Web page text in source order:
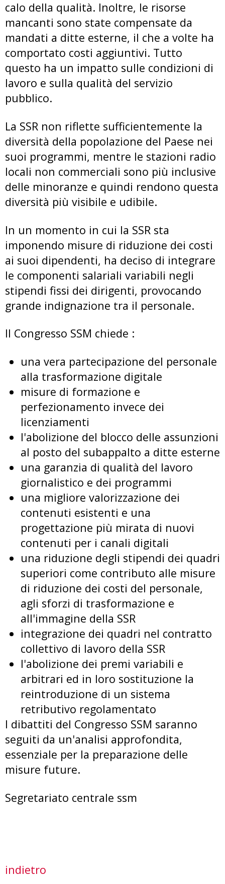
calo della qualità. Inoltre, le risorse
mancanti sono state compensate da
mandati a ditte esterne, il che a volte ha
comportato costi aggiuntivi. Tutto
questo ha un impatto sulle condizioni di
lavoro e sulla qualità del servizio
pubblico.
La SSR non riflette sufficientemente la
diversità della popolazione del Paese nei
suoi programmi, mentre le stazioni radio
locali non commerciali sono più inclusive
delle minoranze e quindi rendono questa
diversità più visibile e udibile.
In un momento in cui la SSR sta
imponendo misure di riduzione dei costi
ai suoi dipendenti, ha deciso di integrare
le componenti salariali variabili negli
stipendi fissi dei dirigenti, provocando
grande indignazione tra il personale.
Il Congresso SSM chiede :
una vera partecipazione del personale
alla trasformazione digitale
misure di formazione e
perfezionamento invece dei
licenziamenti
l'abolizione del blocco delle assunzioni
al posto del subappalto a ditte esterne
una garanzia di qualità del lavoro
giornalistico e dei programmi
una migliore valorizzazione dei
contenuti esistenti e una
progettazione più mirata di nuovi
contenuti per i canali digitali
una riduzione degli stipendi dei quadri
superiori come contributo alle misure
di riduzione dei costi del personale,
agli sforzi di trasformazione e
all'immagine della SSR
integrazione dei quadri nel contratto
collettivo di lavoro della SSR
l'abolizione dei premi variabili e
arbitrari ed in loro sostituzione la
reintroduzione di un sistema
retributivo regolamentato
I dibattiti del Congresso SSM saranno
seguiti da un'analisi approfondita,
essenziale per la preparazione delle
misure future.
Segretariato centrale ssm
indietro